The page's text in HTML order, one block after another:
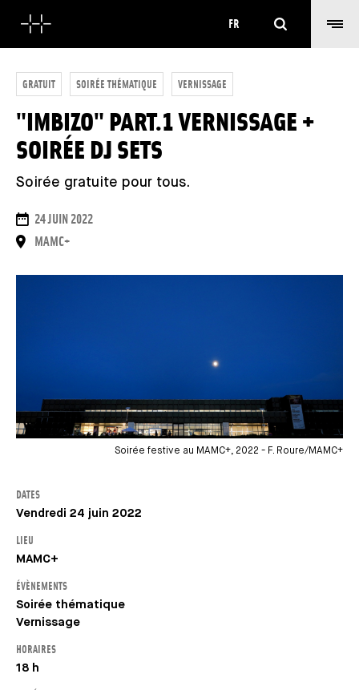
Rechercher
FR
GRATUIT SOIRÉE THÉMATIQUE VERNISSAGE
"IMBIZO" PART.1 VERNISSAGE +
SOIRÉE DJ SETS
Soirée gratuite pour tous.
DATES
24 JUIN 2022
LIEU
MAMC+
Soirée festive au MAMC+, 2022 - F. Roure/MAMC+
DATES
Vendredi 24 juin 2022
LIEU
MAMC+
ÉVÈNEMENTS
Soirée thématique
Vernissage
HORAIRES
18 h